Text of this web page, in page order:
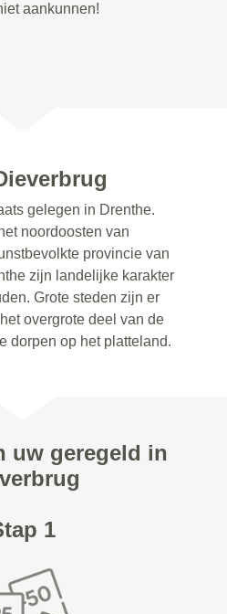
aankunnen!
gelegen in Drenthe.
noordoosten van
provincie van
zijn landelijke karakter
Grote steden zijn er
overgrote deel van de
dorpen op het platteland.
uw geregeld in
1